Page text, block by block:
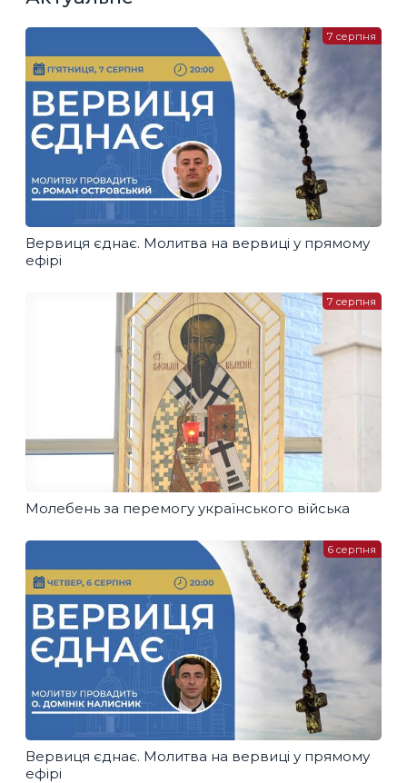
Вервиця єднає. Молитва на вервиці у прямому
ефірі
7 серпня
Молебень за перемогу українського війська
7 серпня
Вервиця єднає. Молитва на вервиці у прямому
ефірі
6 серпня